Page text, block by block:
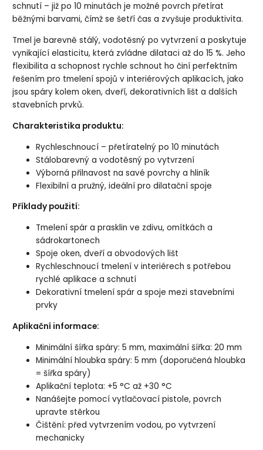
schnutí – již po 10 minutách je možné povrch přetírat
běžnými barvami, čímž se šetří čas a zvyšuje produktivita.
Tmel je barevně stálý, vodotěsný po vytvrzení a poskytuje
vynikající elasticitu, která zvládne dilataci až do 15 %. Jeho
flexibilita a schopnost rychle schnout ho činí perfektním
řešením pro tmelení spojů v interiérových aplikacích, jako
jsou spáry kolem oken, dveří, dekorativních lišt a dalších
stavebních prvků.
Charakteristika produktu:
Rychleschnoucí – přetíratelný po 10 minutách
Stálobarevný a vodotěsný po vytvrzení
Výborná přilnavost na savé povrchy a hliník
Flexibilní a pružný, ideální pro dilatační spoje
Příklady použití:
Tmelení spár a prasklin ve zdivu, omítkách a
sádrokartonech
Spoje oken, dveří a obvodových lišt
Rychleschnoucí tmelení v interiérech s potřebou
rychlé aplikace a schnutí
Dekorativní tmelení spár a spoje mezi stavebními
prvky
Aplikační informace:
Minimální šířka spáry: 5 mm, maximální šířka: 20 mm
Minimální hloubka spáry: 5 mm (doporučená hloubka
= šířka spáry)
Aplikační teplota: +5 °C až +30 °C
Nanášejte pomocí vytlačovací pistole, povrch
upravte stěrkou
Čištění: před vytvrzením vodou, po vytvrzení
mechanicky